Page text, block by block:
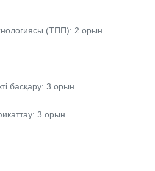
(ТПП): 2 орын
басқару: 3 орын
3 орын